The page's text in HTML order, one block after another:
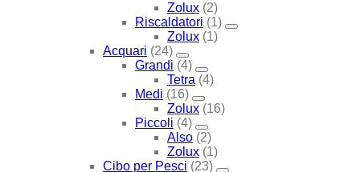
Zolux (2)
Riscaldatori (1)
Zolux (1)
Acquari (24)
Grandi (4)
Tetra (4)
Medi (16)
Zolux (16)
Piccoli (4)
Also (2)
Zolux (1)
Cibo per Pesci (23)